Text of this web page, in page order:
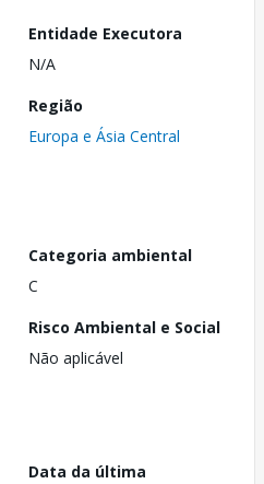
Entidade Executora
N/A
Região
Europa e Ásia Central
Categoria ambiental
C
Risco Ambiental e Social
Não aplicável
Data da última